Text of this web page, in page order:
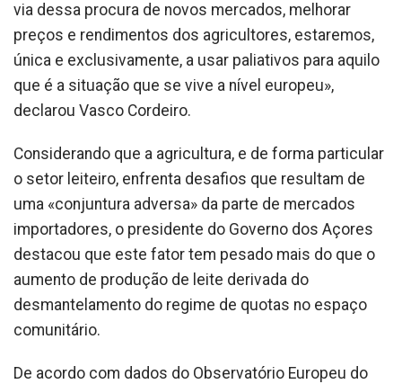
via dessa procura de novos mercados, melhorar
preços e rendimentos dos agricultores, estaremos,
única e exclusivamente, a usar paliativos para aquilo
que é a situação que se vive a nível europeu»,
declarou Vasco Cordeiro.
Considerando que a agricultura, e de forma particular
o setor leiteiro, enfrenta desafios que resultam de
uma «conjuntura adversa» da parte de mercados
importadores, o presidente do Governo dos Açores
destacou que este fator tem pesado mais do que o
aumento de produção de leite derivada do
desmantelamento do regime de quotas no espaço
comunitário.
De acordo com dados do Observatório Europeu do